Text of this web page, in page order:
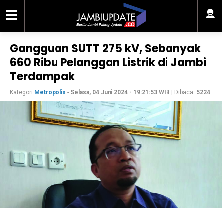
Gangguan SUTT 275 kV, Sebanyak
660 Ribu Pelanggan Listrik di Jambi
Terdampak
Kategori Metropolis - Selasa, 04 Juni 2024 - 19:21:53 WIB | Dibaca: 5224